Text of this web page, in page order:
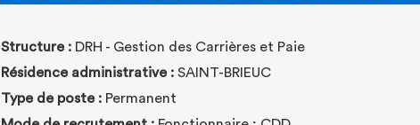
Structure : DRH - Gestion des Carrières et Paie
Résidence administrative : SAINT-BRIEUC
Type de poste : Permanent